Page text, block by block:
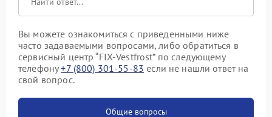
Вы можете ознакомиться с приведенными ниже
часто задаваемыми вопросами, либо обратиться в
сервисный центр “FIX-Vestfrost” по следующему
телефону+7 (800) 301-55-83 если не нашли ответ на
свой вопрос.
Общие вопросы